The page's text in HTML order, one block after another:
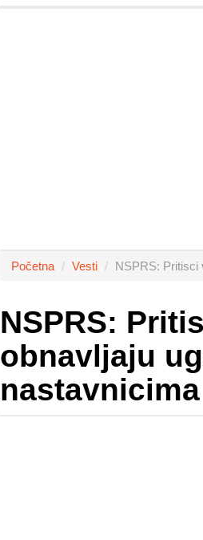
Početna Vesti NSPRS: Pritisci
NSPRS:
obnavljaju